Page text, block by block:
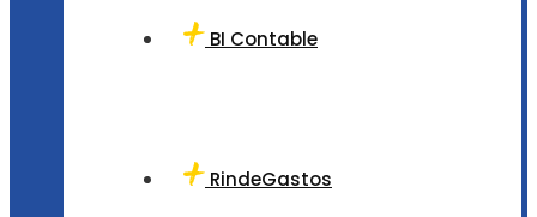
BI Contable
RindeGastos